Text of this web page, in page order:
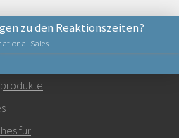
Sales
zu den Reaktionszeiten?
für